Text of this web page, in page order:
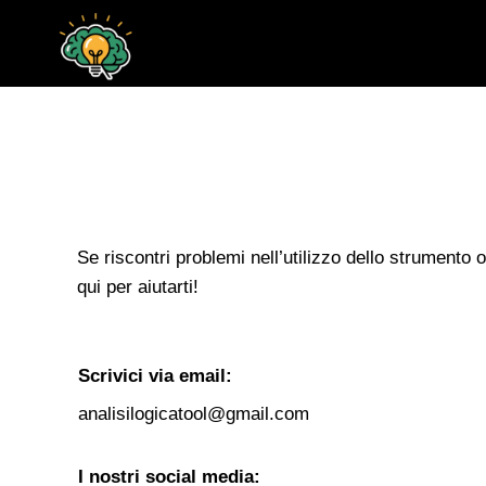
contenuto
Se riscontri problemi nell’utilizzo dello
qui per aiutarti!
Scrivici via email:
analisilogicatool@gmail.com
I nostri social media: